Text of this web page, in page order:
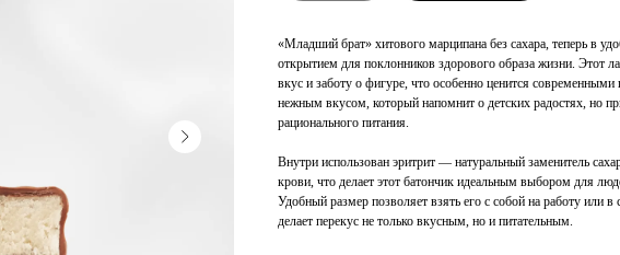
«Младший брат» хитового марципана без сахара, теперь в
открытием для поклонников здорового образа жизни. Этот
вкус и заботу о фигуре, что особенно ценится
нежным вкусом, который напомнит о детских радостях, но
рационального питания.
Внутри использован эритрит — натуральный заменитель
крови, что делает этот батончик идеальным выбором для
Удобный размер позволяет взять его с собой на работу или в
делает перекус не только вкусным, но и питательным.